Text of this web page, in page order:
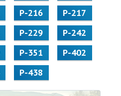
Р-216
Р-217
Р-229
Р-242
Р-351
Р-402
Р-438